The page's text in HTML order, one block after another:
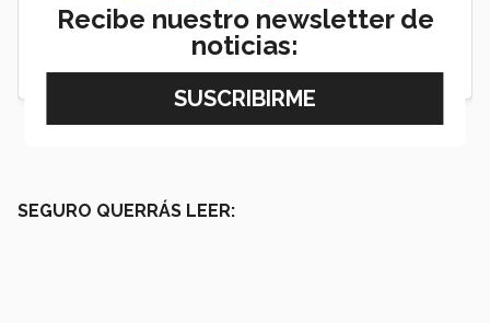
SEGURO QUERRÁS LEER:
Recibe nuestro newsletter de
noticias: